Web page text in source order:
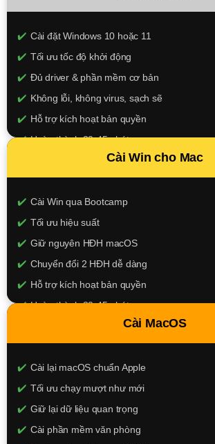
Cài đặt Windows 10 hoặc 11
Tối ưu tốc độ khởi động
Đủ driver & phần mềm cơ bản
Không lỗi, không virus, sạch sẽ
Hỗ trợ kích hoạt bản quyền
Hoàn thành 30-45 phút
150.000đ
Cài Win cho Mac
Cài Win qua Bootcamp
Tối ưu hiệu suất
Giữ nguyên HĐH macOS
Chuyển đổi 2 HĐH dễ dàng
Hỗ trợ kích hoạt bản quyền
Hoàn thành 30-45 phút
350.000đ
XEM CHI TIẾT
Cài MacOS
Cài lại macOS chuẩn Apple
Tối ưu chạy mượt như mới
Giữ lại dữ liệu quan trọng
Cài phần mềm văn phòng